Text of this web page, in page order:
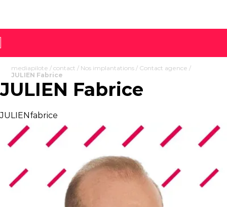
mediapilote /contact / Nos implantations / Contact agence /
JULIEN Fabrice
JULIEN Fabrice
JULIENfabrice